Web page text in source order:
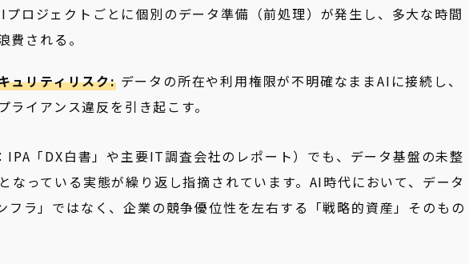
ロジェクトごとに個別のデータ準備（前処理）が発生し、多大な時間
費される。
ュリティリスク:データの所在や利用権限が不明確なままAIに接続し、
ライアンス違反を引き起こす。
IPA「DX白書」や主要IT調査会社のレポート）でも、データ基盤の未整
なっている実態が繰り返し指摘されています。AI時代において、データ
フラ」ではなく、企業の競争優位性を左右する「戦略的資産」そのもの